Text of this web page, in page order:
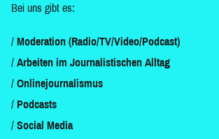
Bei uns gibt es:
Moderation (Radio/TV/Video/Podcast)
Arbeiten im Journalistischen Alltag
Onlinejournalismus
Podcasts
Social Media